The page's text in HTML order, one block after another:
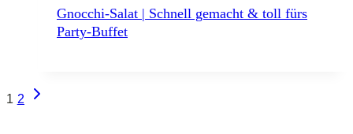
Gnocchi-Salat | Schnell gemacht & toll fürs
Party-Buffet
Seitennavigation
1 2
Nächste